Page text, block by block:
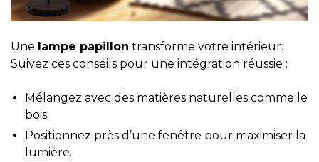
Une lampe papillon transforme votre intérieur.
Suivez ces conseils pour une intégration réussie :
Mélangez avec des matières naturelles comme le
bois.
Positionnez près d’une fenêtre pour maximiser la
lumière.